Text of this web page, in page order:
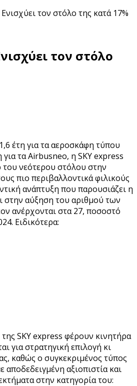
τον στόλο της κατά 17%
τον στόλο
έτη για τα αεροσκάφη τύπου
για τα Airbusneo, η SKY express
του νεότερου στόλου στην
πιο περιβαλλοντικά φιλικούς
ανάπτυξη που παρουσιάζει η
στην αύξηση του αριθμού των
ανέρχονται στα 27, ποσοστό
Ειδικότερα:
SKY express φέρουν κινητήρα
για στρατηγική επιλογή κι
καθώς ο συγκεκριμένος τύπος
αποδεδειγμένη αξιοπιστία και
στην κατηγορία του: